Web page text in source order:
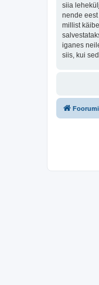
siia
nende
millist
iganes
siis, kui